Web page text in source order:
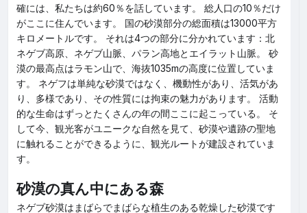
確には、私たちは約60％を話しています。 総人口の10％だけ
がここに住んでいます。 国の砂漠部分の総面積は13000平方
キロメートルです。 それは4つの部分に分かれています：北
ネゲブ高原、ネゲブ山脈、パラン高地とエイラット山脈。 砂
漠の最高点はラモン山で、海抜1035mの高度に位置していま
す。 ネゲフは単純な砂漠ではなく、機動性があり、活気があ
り、多様であり、その性質には拘束の魅力があります。 活動
的な生命はずっとたくさんの年の間ここに起こっている。 そ
して今、観光客がユニークな自然を見て、砂漠や遺跡の聖地
に触れることができるように、観光ルートが建設されていま
す。
砂漠の真ん中にある森
ネゲブ砂漠はまばらでまばらな植生のある乾燥した砂漠です